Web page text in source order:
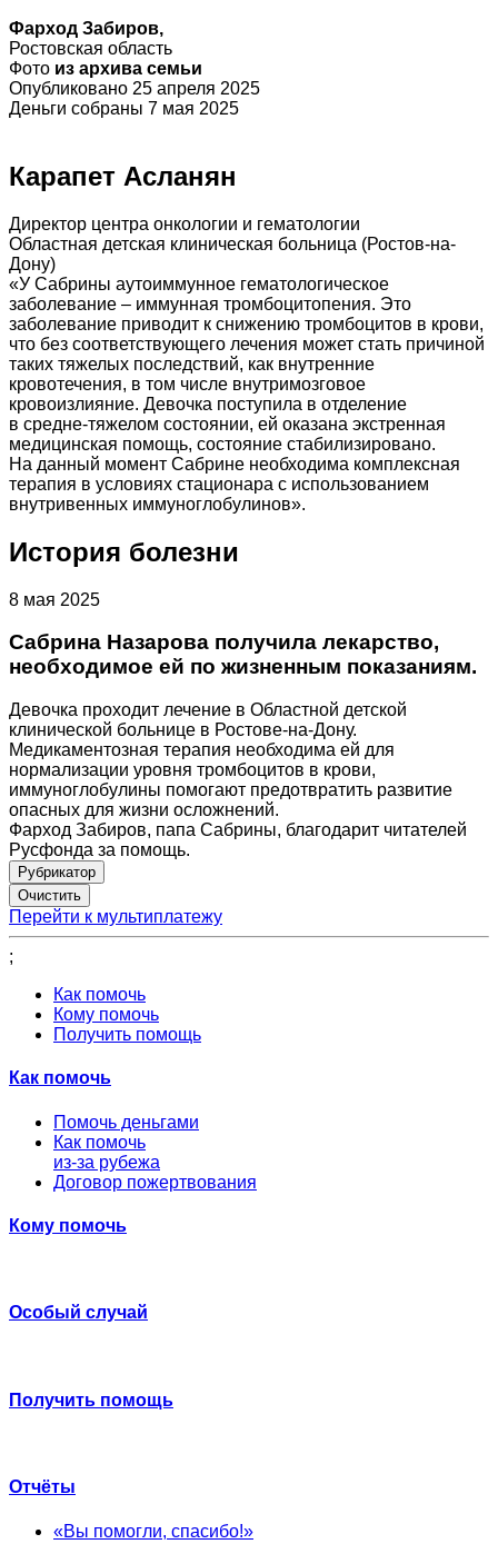
Фарход Забиров,
Ростовская область
Фото из архива семьи
Опубликовано 25 апреля 2025
Деньги собраны 7 мая 2025
Карапет Асланян
Директор центра онкологии и гематологии
Областная детская клиническая больница (Ростов-на-
Дону)
«У Сабрины аутоиммунное гематологическое
заболевание – иммунная тромбоцитопения. Это
заболевание приводит к снижению тромбоцитов в крови,
что без соответствующего лечения может стать причиной
таких тяжелых последствий, как внутренние
кровотечения, в том числе внутримозговое
кровоизлияние. Девочка поступила в отделение
в средне-тяжелом состоянии, ей оказана экстренная
медицинская помощь, состояние стабилизировано.
На данный момент Сабрине необходима комплексная
терапия в условиях стационара с использованием
внутривенных иммуноглобулинов».
История болезни
8 мая 2025
Сабрина Назарова получила лекарство,
необходимое ей по жизненным показаниям.
Девочка проходит лечение в Областной детской
клинической больнице в Ростове-на-Дону.
Медикаментозная терапия необходима ей для
нормализации уровня тромбоцитов в крови,
иммуноглобулины помогают предотвратить развитие
опасных для жизни осложнений.
Фарход Забиров, папа Сабрины, благодарит читателей
Русфонда за помощь.
Рубрикатор
Перейти к мультиплатежу
;
Как помочь
Кому помочь
Получить помощь
Как помочь
Помочь деньгами
Как помочь
из-за рубежа
Договор пожертвования
Кому помочь
Особый случай
Получить помощь
Отчёты
«Вы помогли, спасибо!»